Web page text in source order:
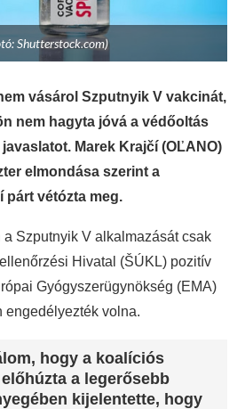
Shutterstock.com)
vásárol Szputnyik V vakcinát,
nem hagyta jóvá a védőoltás
Marek Krajčí (OĽANO)
elmondása szerint a
párt vétózta meg.
Szputnyik V alkalmazását csak
Hivatal (ŠÚKL) pozitív
Gyógyszerügynökség (EMA)
engedélyezték volna.
hogy a koalíciós
a legerősebb
kijelentette, hogy